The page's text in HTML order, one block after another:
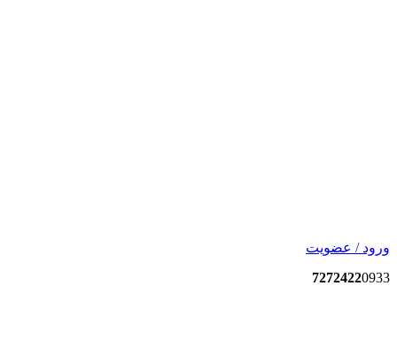
ورود / عضویت
72724220933